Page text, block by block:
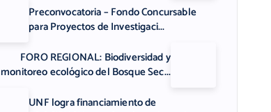
Preconvocatoria – Fondo Concursable
para Proyectos de Investigaci...
FORO REGIONAL: Biodiversidad y
monitoreo ecológico del Bosque Sec...
UNF logra financiamiento de